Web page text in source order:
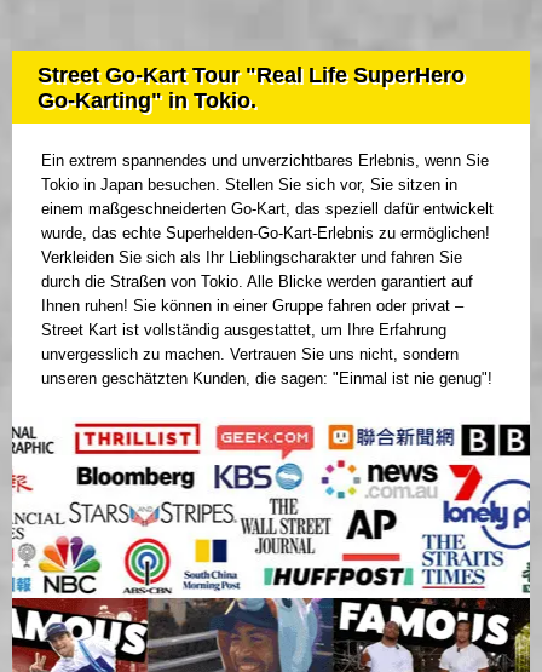
Street Go-Kart Tour "Real Life SuperHero
Go-Karting" in Tokio.
Ein extrem spannendes und unverzichtbares Erlebnis, wenn Sie
Tokio in Japan besuchen. Stellen Sie sich vor, Sie sitzen in
einem maßgeschneiderten Go-Kart, das speziell dafür entwickelt
wurde, das echte Superhelden-Go-Kart-Erlebnis zu ermöglichen!
Verkleiden Sie sich als Ihr Lieblingscharakter und fahren Sie
durch die Straßen von Tokio. Alle Blicke werden garantiert auf
Ihnen ruhen! Sie können in einer Gruppe fahren oder privat –
Street Kart ist vollständig ausgestattet, um Ihre Erfahrung
unvergesslich zu machen. Vertrauen Sie uns nicht, sondern
unseren geschätzten Kunden, die sagen: "Einmal ist nie genug"!